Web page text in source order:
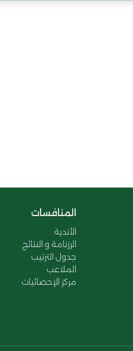
المنافسات
الأندية
الرزنامة و النتائج
جدول الترتيب
الملاعب
مركز الإحصائيات